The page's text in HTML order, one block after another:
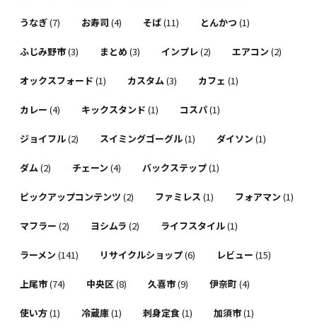
うなぎ(7) お寿司 (4) そば(11) とんかつ (1)
ふじみ野市(3) まとめ (3) インプレ(2) エアコン (2)
オックスフォード (1) カスタム(3) カフェ (1)
カレー (4) キックスタンド (1) コスパ(1)
ジョイフル(2) スイミングゴーグル(1) ダイソン (1)
ダム(2) チェーン (4) バックステップ(1)
ピックアップコンテンツ (2) ファミレス (1) フォアマン (1)
マフラー (2) ヨシムラ (2) ライフスタイル(1)
ラーメン (141) リサイクルショップ(6) レビュー (15)
上尾市(74) 中央区(8) 久喜市(9) 伊奈町(4)
使い方(1) 冷蔵庫(1) 刺身定食(1) 加須市(1)